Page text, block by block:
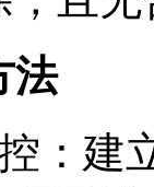
法
建立